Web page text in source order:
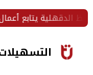
يتابع أعمال